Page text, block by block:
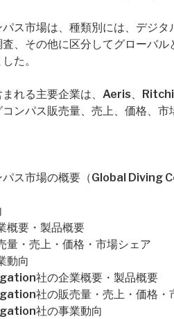
ス市場は、種類別には、デジ
、その他に区分してグローバ
た。
まれる主要企業は、Aeris、
ンパス販売量、売上、価格、市
パス市場の概要（Global Diving
概要・製品概要
量・売上・価格・市場シェア
動向
社の企業概要・製品概要
社の販売量・売上・価格・
社の事業動向